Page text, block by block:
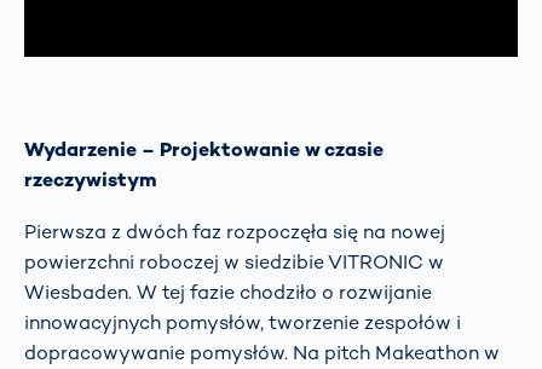
Wydarzenie – Projektowanie w czasie
rzeczywistym
Pierwsza z dwóch faz rozpoczęła się na nowej
powierzchni roboczej w siedzibie VITRONIC w
Wiesbaden. W tej fazie chodziło o rozwijanie
innowacyjnych pomysłów, tworzenie zespołów i
dopracowywanie pomysłów. Na pitch Makeathon w